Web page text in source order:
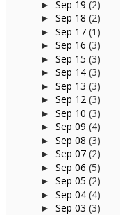
► Sep 19 (2)
► Sep 18 (2)
► Sep 17 (1)
► Sep 16 (3)
► Sep 15 (3)
► Sep 14 (3)
► Sep 13 (3)
► Sep 12 (3)
► Sep 10 (3)
► Sep 09 (4)
► Sep 08 (3)
► Sep 07 (2)
► Sep 06 (5)
► Sep 05 (2)
► Sep 04 (4)
► Sep 03 (3)